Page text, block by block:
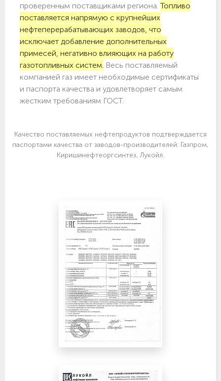
проверенным поставщиками региона.Топливо
поставляется напрямую с крупнейших
нефтеперерабатывающих заводов, что
исключает добавление дополнительных
примесей, негативно влияющих на работу
газотопливных систем. Весь поставляемый
компанией газ имеет необходимые сертификаты
и паспорта качества и удовлетворяет самым
жестким требованиям ГОСТ.
Качество поставляемых нефтепродуктов подтверждается
паспортами качества от заводов-производителей: Газпром,
Киришинефтеоргсинтез, Лукойл.